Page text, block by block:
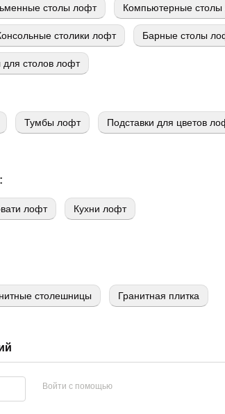
столы лофт Компьютерные
столики лофт Барные столы
столов лофт
Тумбы лофт Подставки для цветов
лофт Кухни лофт
столешницы Гранитная плитка
Войти с помощью